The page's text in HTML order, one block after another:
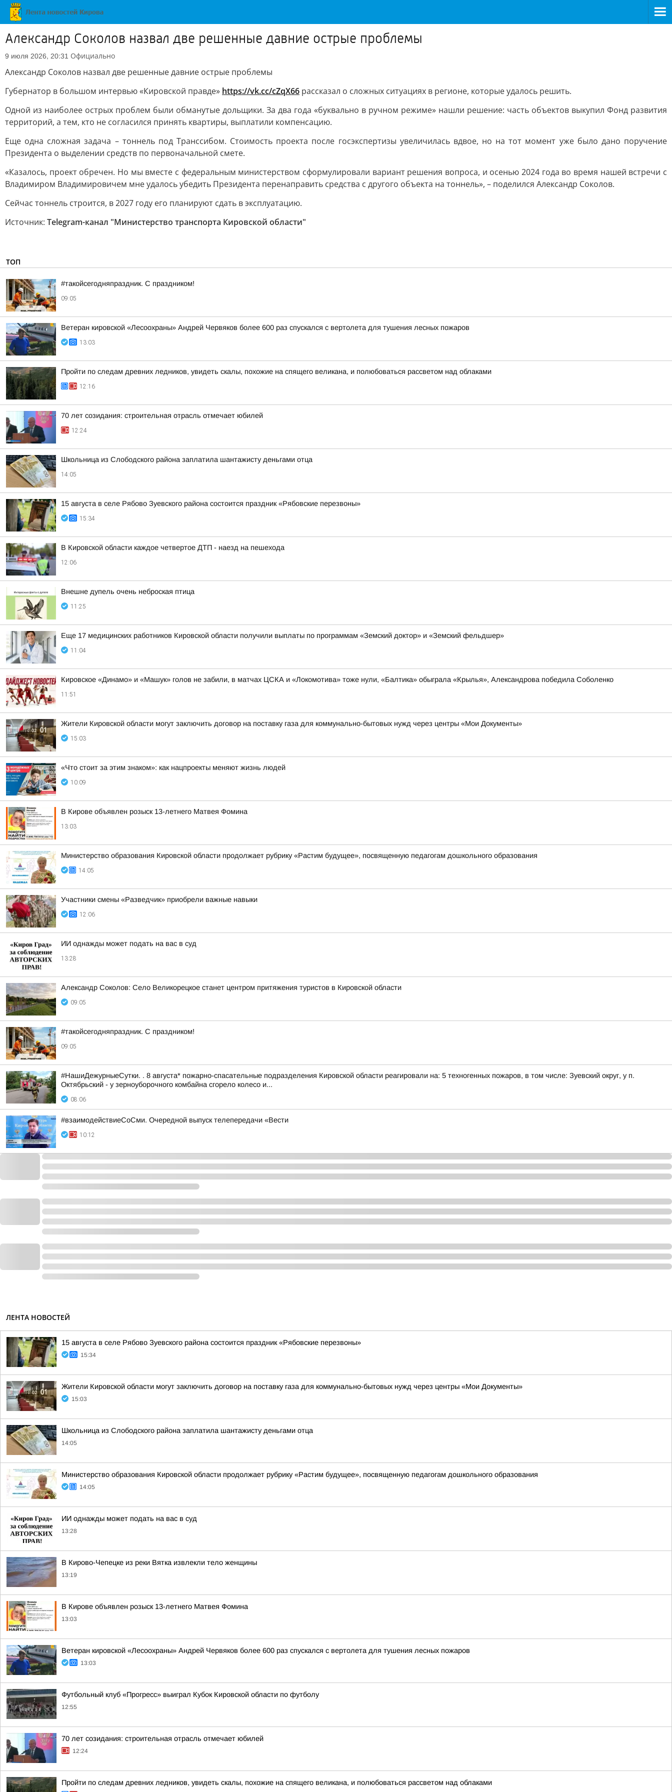
Александр Соколов назвал две решенные давние острые проблемы
9 июля 2026, 20:31 Официально
Александр Соколов назвал две решенные давние острые проблемы
Губернатор в большом интервью «Кировской правде» https://vk.cc/cZqX66 рассказал о сложных ситуациях в регионе, которые удалось решить.
Одной из наиболее острых проблем были обманутые дольщики. За два года «буквально в ручном режиме» нашли решение: часть объектов выкупил Фонд развития
территорий, а тем, кто не согласился принять квартиры, выплатили компенсацию.
Еще одна сложная задача – тоннель под Транссибом. Стоимость проекта после госэкспертизы увеличилась вдвое, но на тот момент уже было дано поручение
Президента о выделении средств по первоначальной смете.
«Казалось, проект обречен. Но мы вместе с федеральным министерством сформулировали вариант решения вопроса, и осенью 2024 года во время нашей встречи с
Владимиром Владимировичем мне удалось убедить Президента перенаправить средства с другого объекта на тоннель», – поделился Александр Соколов.
Сейчас тоннель строится, в 2027 году его планируют сдать в эксплуатацию.
Источник: Telegram-канал "Министерство транспорта Кировской области"
ТОП
#такойсегодняпраздник. С праздником!
09:05
Ветеран кировской «Лесоохраны» Андрей Червяков более 600 раз спускался с вертолета для тушения лесных пожаров
13:03
Пройти по следам древних ледников, увидеть скалы, похожие на спящего великана, и полюбоваться рассветом над облаками
12:16
70 лет созидания: строительная отрасль отмечает юбилей
12:24
Школьница из Слободского района заплатила шантажисту деньгами отца
14:05
15 августа в селе Рябово Зуевского района состоится праздник «Рябовские перезвоны»
15:34
В Кировской области каждое четвертое ДТП - наезд на пешехода
12:06
Внешне дупель очень неброская птица
11:25
Еще 17 медицинских работников Кировской области получили выплаты по программам «Земский доктор» и «Земский фельдшер»
11:04
Кировское «Динамо» и «Машук» голов не забили, в матчах ЦСКА и «Локомотива» тоже нули, «Балтика» обыграла «Крылья», Александрова победила Соболенко
11:51
Жители Кировской области могут заключить договор на поставку газа для коммунально-бытовых нужд через центры «Мои Документы»
15:03
«Что стоит за этим знаком»: как нацпроекты меняют жизнь людей
10:09
В Кирове объявлен розыск 13-летнего Матвея Фомина
13:03
Министерство образования Кировской области продолжает рубрику «Растим будущее», посвященную педагогам дошкольного образования
14:05
Участники смены «Разведчик» приобрели важные навыки
12:06
ИИ однажды может подать на вас в суд
13:28
Александр Соколов: Село Великорецкое станет центром притяжения туристов в Кировской области
09:05
#такойсегодняпраздник. С праздником!
09:05
#НашиДежурныеСутки. . 8 августа* пожарно-спасательные подразделения Кировской области реагировали на: 5 техногенных пожаров, в том числе: Зуевский округ, у п.
Октябрьский - у зерноуборочного комбайна сгорело колесо и...
08:06
#взаимодействиеСоСми. Очередной выпуск телепередачи «Вести
10:12
ЛЕНТА НОВОСТЕЙ
15 августа в селе Рябово Зуевского района состоится праздник «Рябовские перезвоны»
15:34
Жители Кировской области могут заключить договор на поставку газа для коммунально-бытовых нужд через центры «Мои Документы»
15:03
Школьница из Слободского района заплатила шантажисту деньгами отца
14:05
Министерство образования Кировской области продолжает рубрику «Растим будущее», посвященную педагогам дошкольного образования
14:05
ИИ однажды может подать на вас в суд
13:28
В Кирово-Чепецке из реки Вятка извлекли тело женщины
13:19
В Кирове объявлен розыск 13-летнего Матвея Фомина
13:03
Ветеран кировской «Лесоохраны» Андрей Червяков более 600 раз спускался с вертолета для тушения лесных пожаров
13:03
Футбольный клуб «Прогресс» выиграл Кубок Кировской области по футболу
12:55
70 лет созидания: строительная отрасль отмечает юбилей
12:24
Пройти по следам древних ледников, увидеть скалы, похожие на спящего великана, и полюбоваться рассветом над облаками